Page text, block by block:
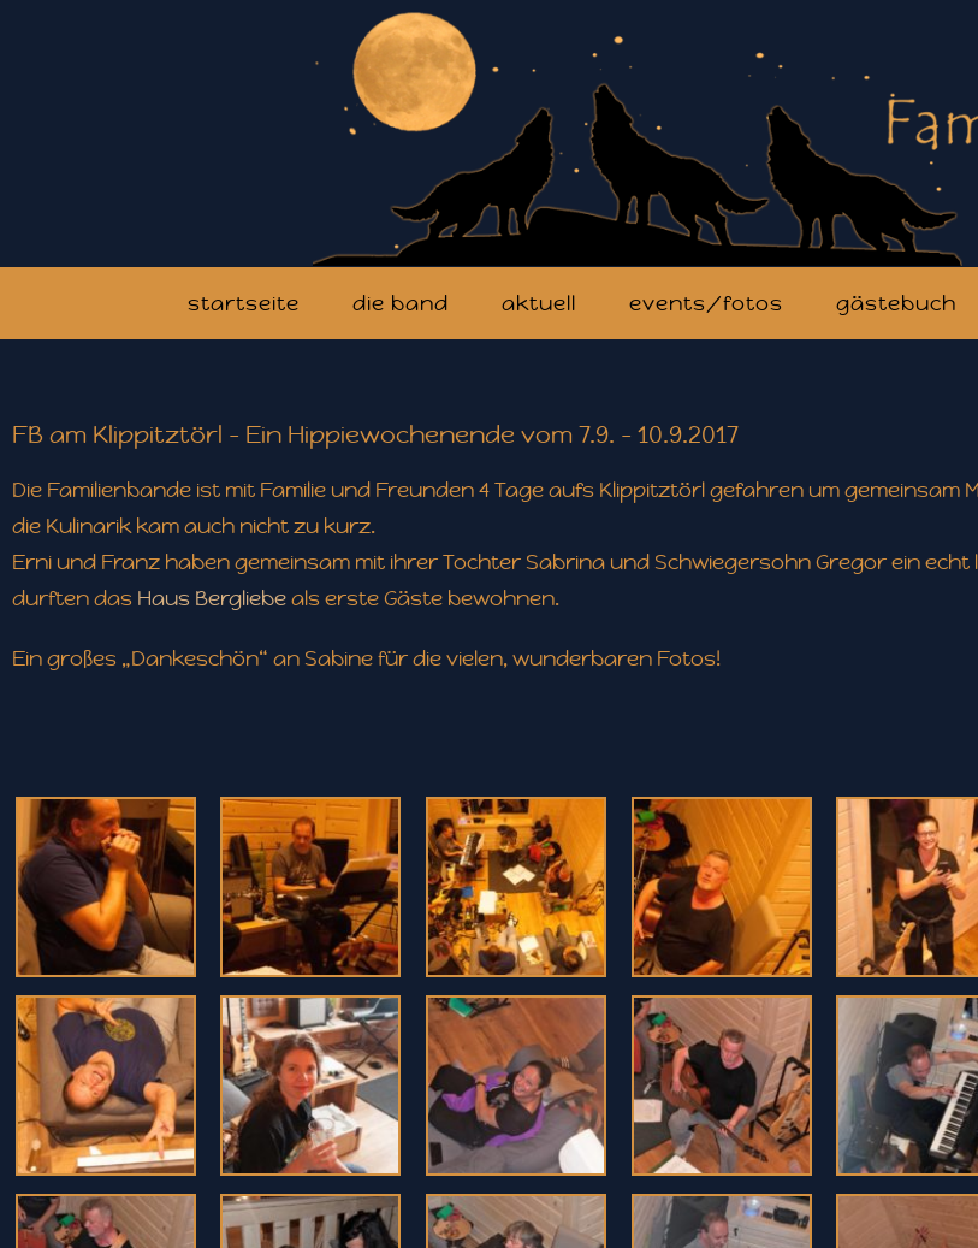
startseite die band aktuell events/fotos gästebuch
FB am Klippitztörl - Ein Hippiewochenende vom 7.9. - 10.9.2017
Die Familienbande ist mit Familie und Freunden 4 Tage aufs Klippitztörl gefahren um
die Kulinarik kam auch nicht zu kurz.
Erni und Franz haben gemeinsam mit ihrer Tochter Sabrina und Schwiegersohn Gregor ein
durften das Haus Bergliebeals erste Gäste bewohnen.
Ein großes „Dankeschön“ an Sabine für die vielen, wunderbaren Fotos!